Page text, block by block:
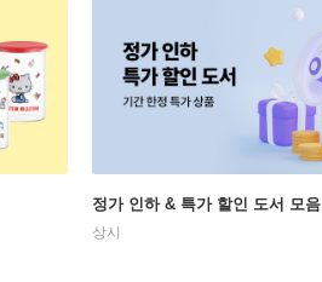
정가 인하 & 특가 할인 도서 모음
상시